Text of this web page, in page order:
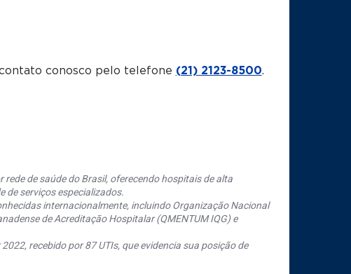
conosco pelo telefone (21) 2123-8500.
rede de saúde do Brasil, oferecendo hospitais de alta
de serviços especializados.
internacionalmente, incluindo Organização Nacional
de Acreditação Hospitalar (QMENTUM IQG) e
recebido por 87 UTIs, que evidencia sua posição de